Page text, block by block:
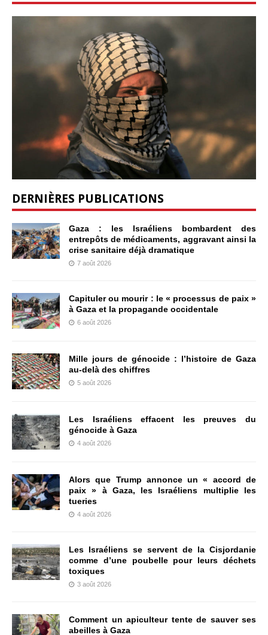
DERNIÈRES PUBLICATIONS
Gaza : les Israéliens bombardent des
entrepôts de médicaments, aggravant ainsi la
crise sanitaire déjà dramatique
7 août 2026
Capituler ou mourir : le « processus de paix »
à Gaza et la propagande occidentale
6 août 2026
Mille jours de génocide : l’histoire de Gaza
au-delà des chiffres
5 août 2026
Les Israéliens effacent les preuves du
génocide à Gaza
4 août 2026
Alors que Trump annonce un « accord de
paix » à Gaza, les Israéliens multiplie les
tueries
4 août 2026
Les Israéliens se servent de la Cisjordanie
comme d’une poubelle pour leurs déchets
toxiques
3 août 2026
Comment un apiculteur tente de sauver ses
abeilles à Gaza